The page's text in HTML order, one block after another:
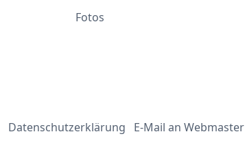
Fotos
Datenschutzerklärung E-Mail an Webmaster